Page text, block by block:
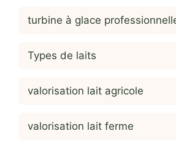
turbine à glace
Types de laits
valorisation lait agricole
valorisation lait ferme